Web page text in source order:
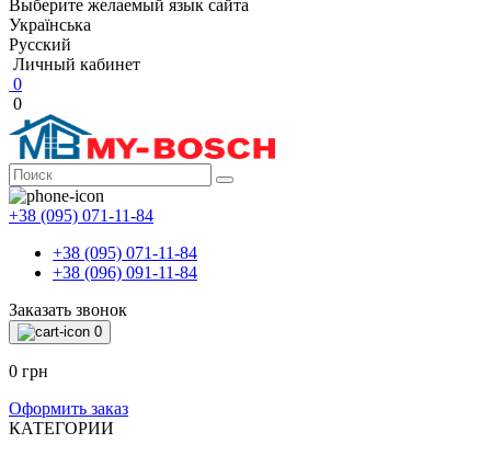
Выберите желаемый язык сайта
Українська
Русский
Личный кабинет
0
0
+38 (095) 071-11-84
+38 (095) 071-11-84
+38 (096) 091-11-84
Заказать звонок
0
0 грн
Оформить заказ
КАТЕГОРИИ